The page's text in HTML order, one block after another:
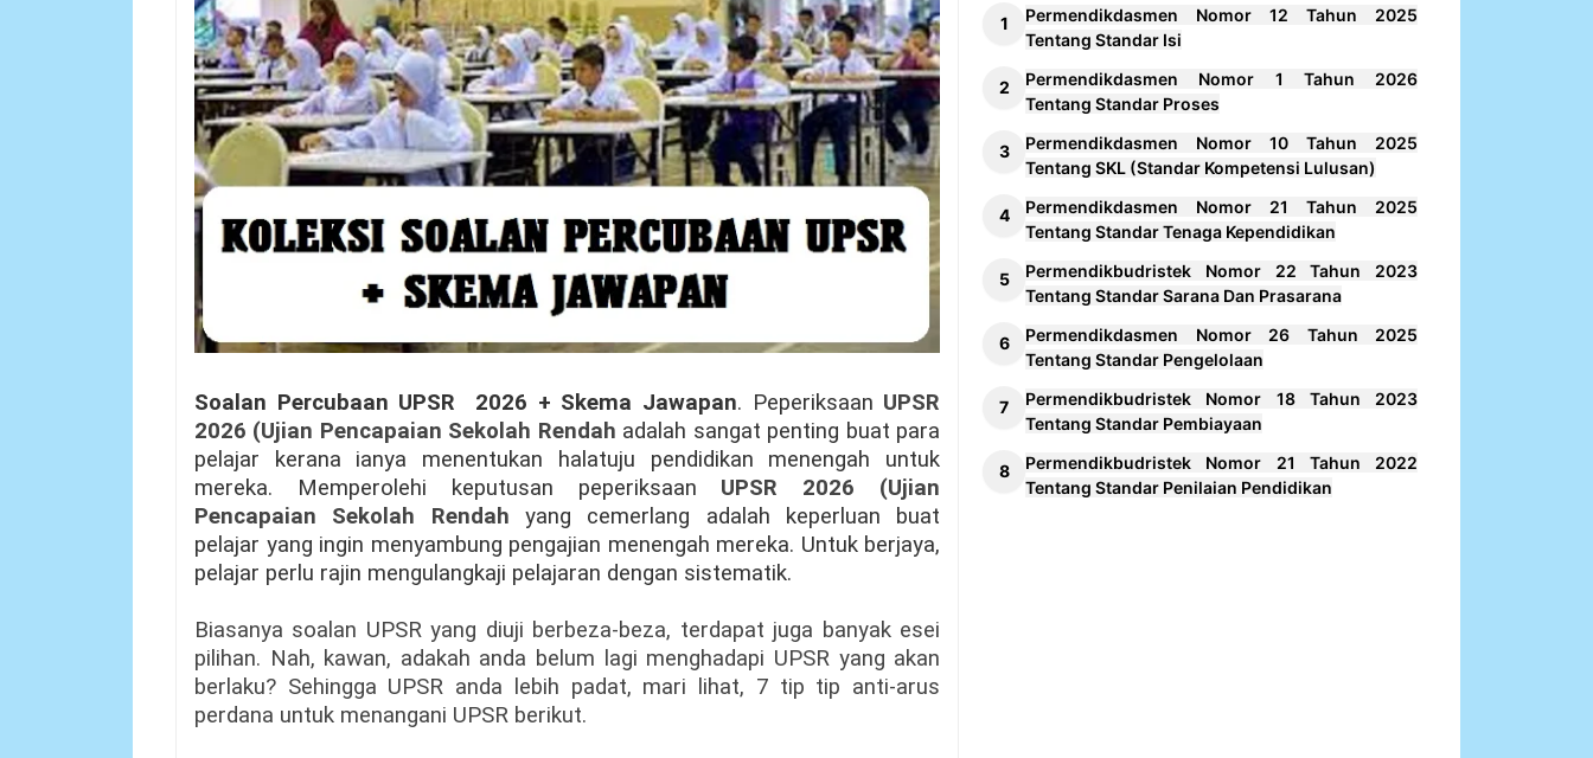
Soalan Percubaan UPSR 2026 + Skema Jawapan. Peperiksaan UPSR
2026 (Ujian Pencapaian Sekolah Rendah adalah sangat penting buat para
pelajar kerana ianya menentukan halatuju pendidikan menengah untuk
mereka. Memperolehi keputusan peperiksaan UPSR 2026 (Ujian
Pencapaian Sekolah Rendah
yang cemerlang adalah keperluan buat
pelajar yang ingin menyambung pengajian menengah mereka. Untuk berjaya,
pelajar perlu rajin mengulangkaji pelajaran dengan sistematik.
Biasanya soalan UPSR yang diuji berbeza-beza, terdapat juga banyak esei
pilihan. Nah, kawan, adakah anda belum lagi menghadapi UPSR yang akan
berlaku? Sehingga UPSR anda lebih padat, mari lihat, 7 tip tip anti-arus
perdana untuk menangani UPSR berikut.
Permendikdasmen Nomor 12 Tahun 2025
Tentang Standar Isi
Permendikdasmen Nomor 1 Tahun 2026
Tentang Standar Proses
Permendikdasmen Nomor 10 Tahun 2025
Tentang SKL (Standar Kompetensi Lulusan)
Permendikdasmen Nomor 21 Tahun 2025
Tentang Standar Tenaga Kependidikan
Permendikbudristek Nomor 22 Tahun 2023
Tentang Standar Sarana Dan Prasarana
Permendikdasmen Nomor 26 Tahun 2025
Tentang Standar Pengelolaan
Permendikbudristek Nomor 18 Tahun 2023
Tentang Standar Pembiayaan
Permendikbudristek Nomor 21 Tahun 2022
Tentang Standar Penilaian Pendidikan